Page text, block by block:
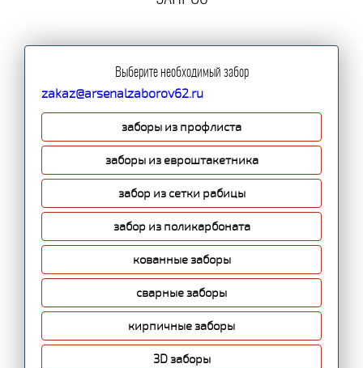
Выберите необходимый забор
zakaz@arsenalzaborov62.ru
заборы из профлиста
заборы из евроштакетника
забор из сетки рабицы
забор из поликарбоната
кованные заборы
сварные заборы
кирпичные заборы
3D заборы